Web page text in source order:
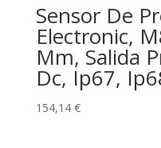
Sensor De
Electronic,
Mm, Salida
Dc, Ip67,
154,14 €